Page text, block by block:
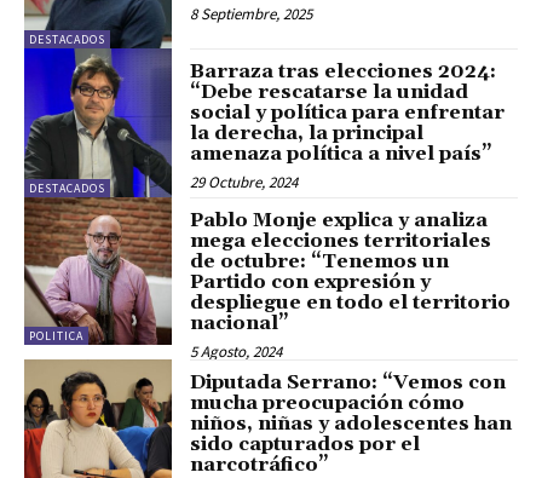
DESTACADOS
8 Septiembre, 2025
DESTACADOS
Barraza tras elecciones 2024:
“Debe rescatarse la unidad
social y política para enfrentar
la derecha, la principal
amenaza política a nivel país”
29 Octubre, 2024
POLITICA
Pablo Monje explica y analiza
mega elecciones territoriales
de octubre: “Tenemos un
Partido con expresión y
despliegue en todo el territorio
nacional”
5 Agosto, 2024
Diputada Serrano: “Vemos con
mucha preocupación cómo
niños, niñas y adolescentes han
sido capturados por el
narcotráfico”